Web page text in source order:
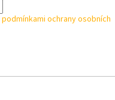
podmínkami ochrany osobních